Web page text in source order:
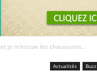
je m’essuie les chaussures...
Actualités Buzz